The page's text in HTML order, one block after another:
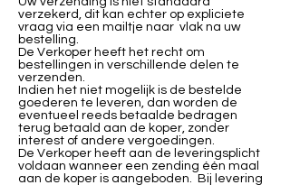
verzekerd, dit kan echter op expliciete
vraag via een mailtje naar vlak na uw
bestelling.
De Verkoper heeft het recht om
bestellingen in verschillende delen te
verzenden.
Indien het niet mogelijk is de bestelde
goederen te leveren, dan worden de
eventueel reeds betaalde bedragen
terug betaald aan de koper, zonder
interest of andere vergoedingen.
De Verkoper heeft aan de leveringsplicht
voldaan wanneer een zending één maal
aan de koper is aangeboden. Bij levering